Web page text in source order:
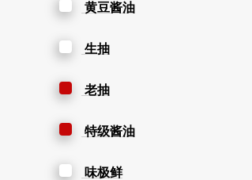
黄豆酱油
生抽
老抽
特级酱油
味极鲜